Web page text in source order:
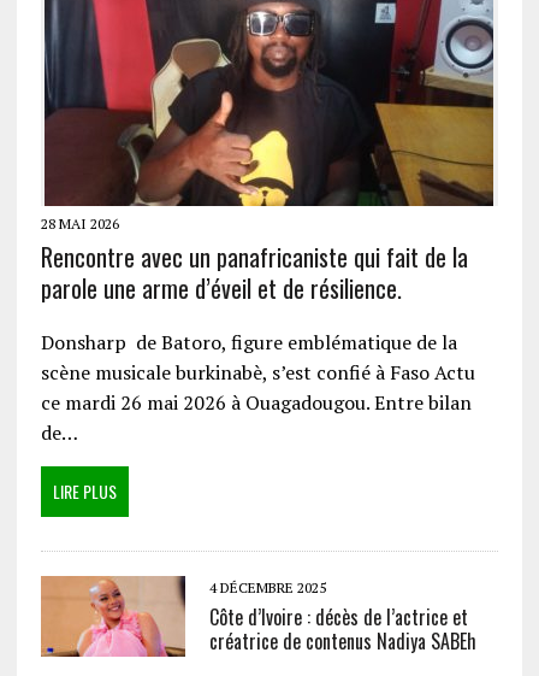
28 MAI 2026
Rencontre avec un panafricaniste qui fait de la
parole une arme d’éveil et de résilience.
Donsharp de Batoro, figure emblématique de la
scène musicale burkinabè, s’est confié à Faso Actu
ce mardi 26 mai 2026 à Ouagadougou. Entre bilan
de…
LIRE PLUS
4 DÉCEMBRE 2025
Côte d’Ivoire : décès de l’actrice et
créatrice de contenus Nadiya SABEh